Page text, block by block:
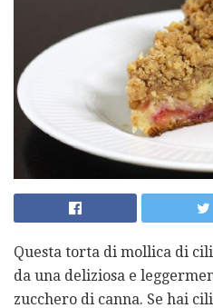
Questa torta di mollica di
da una deliziosa e
zucchero di canna. Se hai